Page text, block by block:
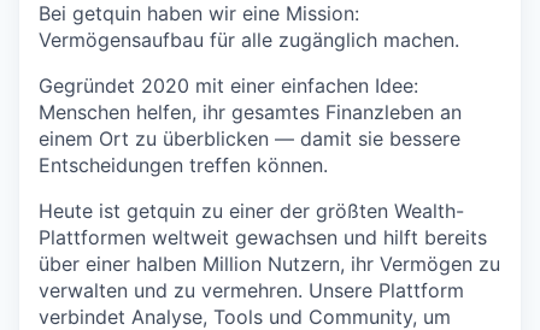
Bei getquin haben wir eine Mission:
Vermögensaufbau für alle zugänglich machen.
Gegründet 2020 mit einer einfachen Idee:
Menschen helfen, ihr gesamtes Finanzleben an
einem Ort zu überblicken — damit sie bessere
Entscheidungen treffen können.
Heute ist getquin zu einer der größten Wealth-
Plattformen weltweit gewachsen und hilft bereits
über einer halben Million Nutzern, ihr Vermögen zu
verwalten und zu vermehren. Unsere Plattform
verbindet Analyse, Tools und Community, um